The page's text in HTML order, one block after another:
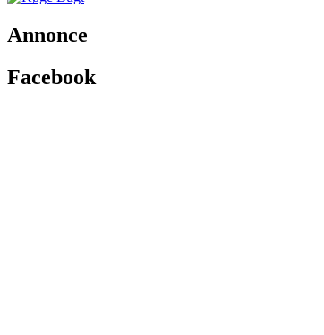
Annonce
Facebook